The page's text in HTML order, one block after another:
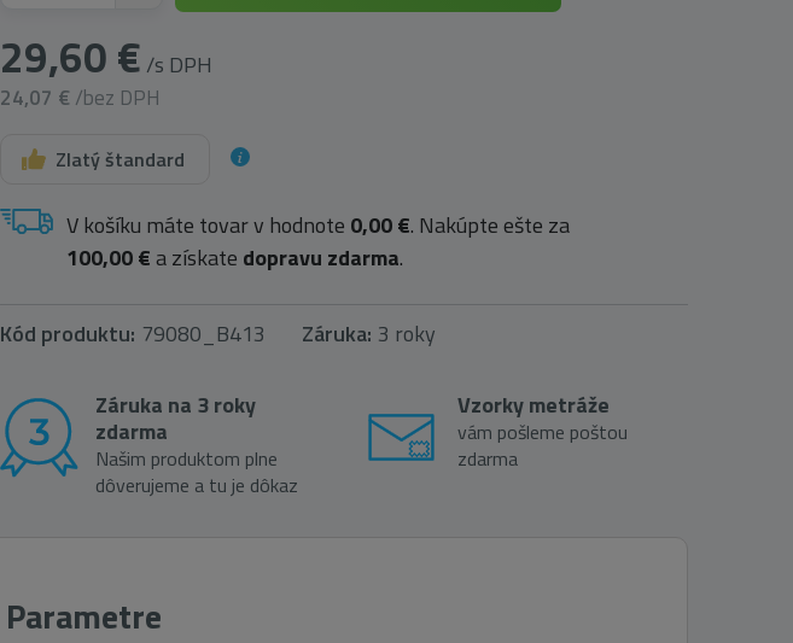
29,60 € /s DPH
24,07 € /bez DPH
Zlatý štandard
V košíku máte tovar v hodnote 0,00 €. Nakúpte ešte za
100,00 €a získate dopravu zdarma.
Kód produktu: 79080_B413 Záruka: 3 roky
Záruka na 3 roky
zdarma
Našim produktom plne
dôverujeme a tu je dôkaz
Vzorky metráže
vám pošleme poštou
zdarma
Parametre